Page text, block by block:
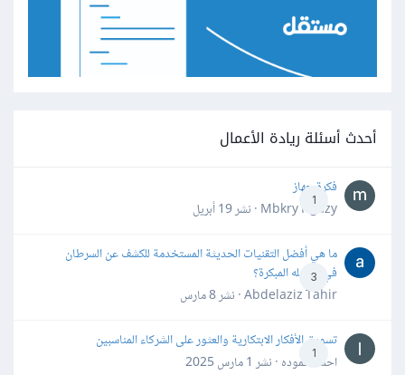
أحدث أسئلة ريادة الأعمال
1
فكرة جهاز
Mbkry Hgazy · نشر
19 أبريل
3
ما هي أفضل التقنيات الحديثة المستخدمة للكشف عن السرطان
في مراحله المبكرة؟
Abdelaziz Tahir · نشر
8 مارس
1
تسويق الأفكار الابتكارية والعثور على الشركاء المناسبين
احمد حموده · نشر 1 مارس 2025